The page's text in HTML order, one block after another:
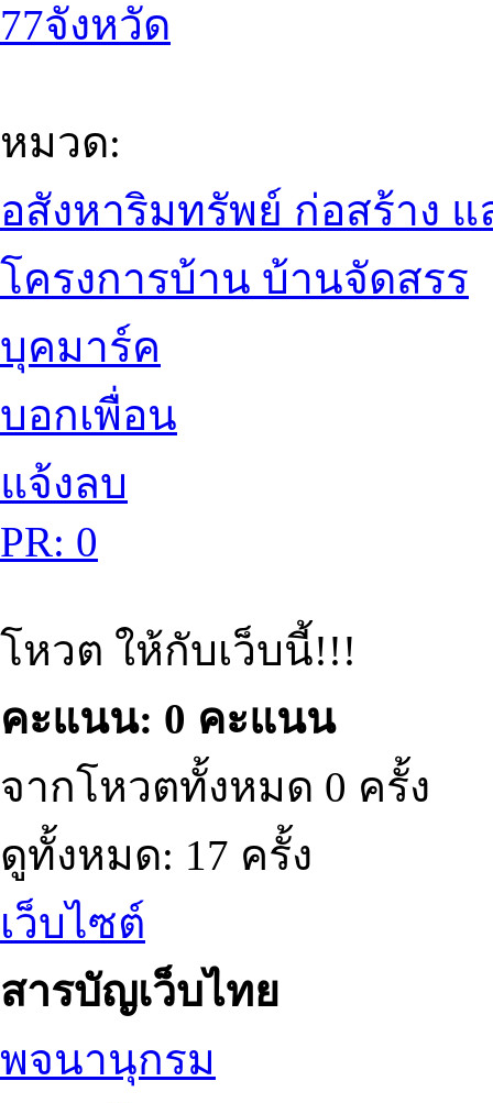
77จังหวัด
หมวด:
อสังหาริมทรัพย์ ก่อสร้าง
โครงการบ้าน บ้านจัดสรร
บุคมาร์ค
บอกเพื่อน
แจ้งลบ
PR: 0
โหวต ให้กับเว็บนี้!!!
คะแนน: 0 คะแนน
จากโหวตทั้งหมด 0 ครั้ง
ดูทั้งหมด: 17 ครั้ง
เว็บไซต์
สารบัญเว็บไทย
พจนานุกรม